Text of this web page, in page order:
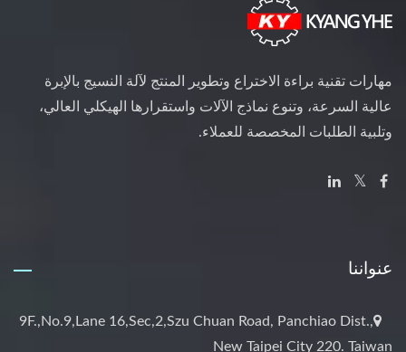
مهارات تقنية براءة الاختراع وتطوير المنتج لآلة النسيج بالإبرة
عالية السرعة، وتنوع نماذج الآلات واستقرارها الهيكلي العالي،
وتلبية الطلبات المخصصة للعملاء.
عنواننا
9F.,No.9,Lane 16,Sec,2,Szu Chuan Road, Panchiao Dist.,
New Taipei City 220. Taiwan